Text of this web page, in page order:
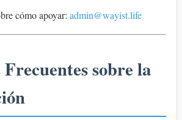
cómo apoyar: admin@wayist.life
sobre la